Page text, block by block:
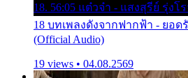
18. 56:05 แต๋วจ๋า - แสงสุรีย์ รุ่งโ
18 บทเพลงดังจากฟากฟ้า - ยอด
(Official Audio)
19 views • 04.08.2569